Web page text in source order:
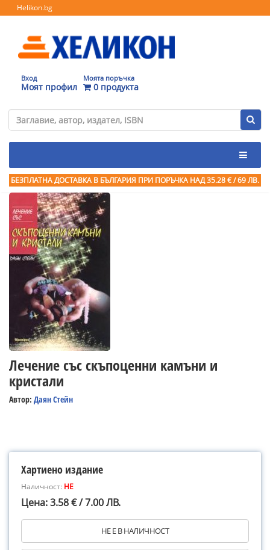
Helikon.bg
Вход
Моят профил
Моята поръчка
0 продукта
БЕЗПЛАТНА ДОСТАВКА В БЪЛГАРИЯ ПРИ ПОРЪЧКА НАД 35.28 € / 69 ЛВ.
Лечение със скъпоценни камъни и
кристали
Автор: Даян Стейн
Хартиено издание
Наличност: НЕ
Цена: 3.58 € / 7.00 ЛВ.
НЕ Е В НАЛИЧНОСТ